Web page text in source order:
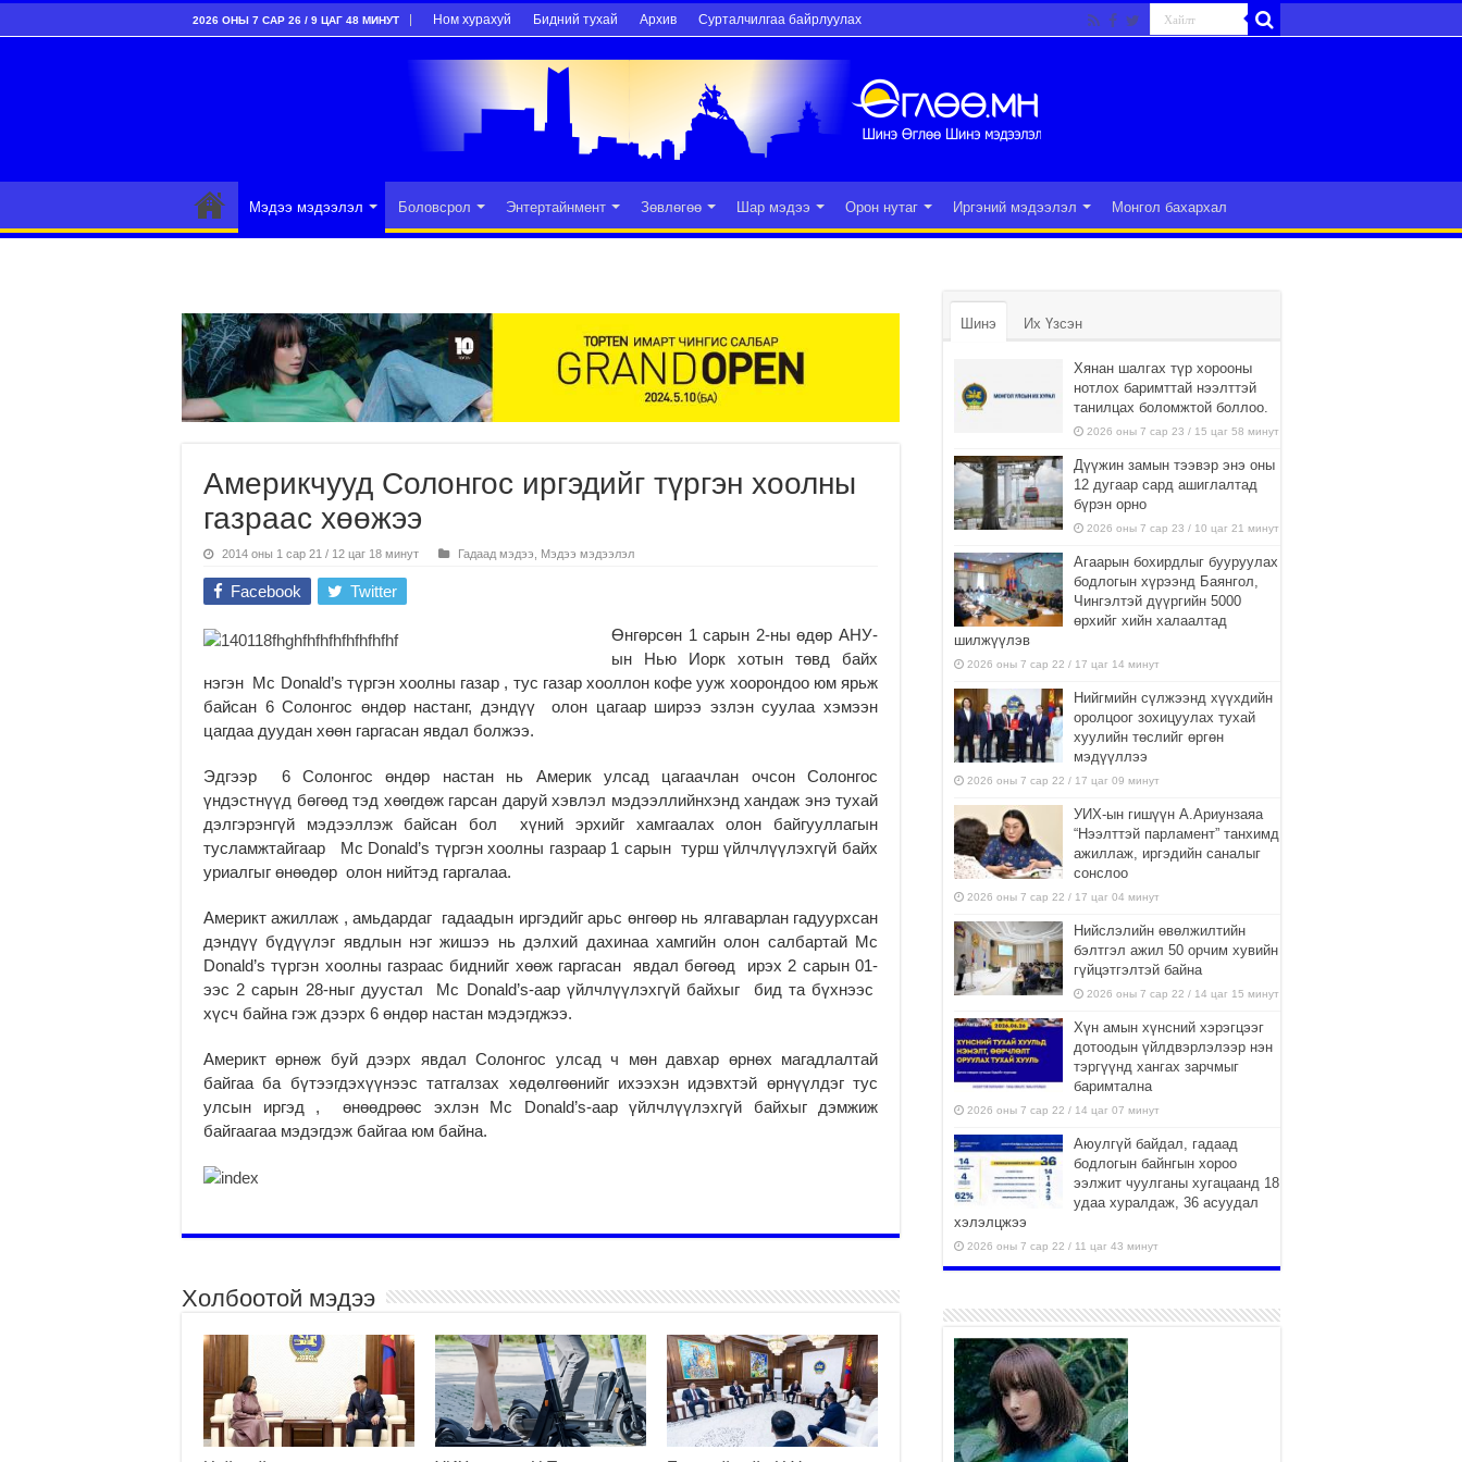
2026 ОНЫ 7 САР 26 / 9 ЦАГ 48 МИНУТ Ном хурахуй Бидний тухай Архив Сурталчилгаа байрлуулах
Мэдээ мэдээлэл Боловсрол Энтертайнмент Зөвлөгөө Шар мэдээ Орон нутаг Иргэний мэдээлэл Монгол бахархал
Америкчууд Солонгос иргэдийг түргэн хоолны
газраас хөөжээ
2014 оны 1 сар 21 / 12 цаг 18 минут Гадаад мэдээ Мэдээ мэдээлэл
Facebook Twitter
Өнгөрсөн 1 сарын 2-ны өдөр АНУ-
ын Нью Иорк хотын төвд байх
нэгэн Mc Donald’s түргэн хоолны газар , тус газар хооллон кофе ууж хоорондоо юм ярьж
байсан 6 Солонгос өндөр настанг, дэндүү олон цагаар ширээ эзлэн суулаа хэмээн
цагдаа дуудан хөөн гаргасан явдал болжээ.
Эдгээр 6 Солонгос өндөр настан нь Америк улсад цагаачлан очсон Солонгос
үндэстнүүд бөгөөд тэд хөөгдөж гарсан даруй хэвлэл мэдээллийнхэнд хандаж энэ тухай
дэлгэрэнгүй мэдээллэж байсан бол хүний эрхийг хамгаалах олон байгууллагын
тусламжтайгаар Mc Donald’s түргэн хоолны газраар 1 сарын турш үйлчлүүлэхгүй байх
уриалгыг өнөөдөр олон нийтэд гаргалаа.
Америкт ажиллаж , амьдардаг гадаадын иргэдийг арьс өнгөөр нь ялгаварлан гадуурхсан
дэндүү бүдүүлэг явдлын нэг жишээ нь дэлхий дахинаа хамгийн олон салбартай Mc
Donald’s түргэн хоолны газраас биднийг хөөж гаргасан явдал бөгөөд ирэх 2 сарын 01-
ээс 2 сарын 28-ныг дуустал Mc Donald’s-аар үйлчлүүлэхгүй байхыг бид та бүхнээс
хүсч байна гэж дээрх 6 өндөр настан мэдэгджээ.
Америкт өрнөж буй дээрх явдал Солонгос улсад ч мөн давхар өрнөх магадлалтай
байгаа ба бүтээгдэхүүнээс татгалзах хөдөлгөөнийг ихээхэн идэвхтэй өрнүүлдэг тус
улсын иргэд , өнөөдрөөс эхлэн Mc Donald’s-аар үйлчлүүлэхгүй байхыг дэмжиж
байгаагаа мэдэгдэж байгаа юм байна.
Холбоотой мэдээ
Шинэ Их Үзсэн
Хянан шалгах түр хорооны
нотлох баримттай нээлттэй
танилцах боломжтой боллоо.
2026 оны 7 сар 23 / 15 цаг 58 минут
Дүүжин замын тээвэр энэ оны
12 дугаар сард ашиглалтад
бүрэн орно
2026 оны 7 сар 23 / 10 цаг 21 минут
Агаарын бохирдлыг бууруулах
бодлогын хүрээнд Баянгол,
Чингэлтэй дүүргийн 5000
өрхийг хийн халаалтад
шилжүүлэв
2026 оны 7 сар 22 / 17 цаг 14 минут
Нийгмийн сүлжээнд хүүхдийн
оролцоог зохицуулах тухай
хуулийн төслийг өргөн
мэдүүллээ
2026 оны 7 сар 22 / 17 цаг 09 минут
УИХ-ын гишүүн А.Ариунзаяа
“Нээлттэй парламент” танхимд
ажиллаж, иргэдийн саналыг
сонслоо
2026 оны 7 сар 22 / 17 цаг 04 минут
Нийслэлийн өвөлжилтийн
бэлтгэл ажил 50 орчим хувийн
гүйцэтгэлтэй байна
2026 оны 7 сар 22 / 14 цаг 15 минут
Хүн амын хүнсний хэрэгцээг
дотоодын үйлдвэрлэлээр нэн
тэргүүнд хангах зарчмыг
баримтална
2026 оны 7 сар 22 / 14 цаг 07 минут
Аюулгүй байдал, гадаад
бодлогын байнгын хороо
ээлжит чуулганы хугацаанд 18
удаа хуралдаж, 36 асуудал
хэлэлцжээ
2026 оны 7 сар 22 / 11 цаг 43 минут
боломжтой-Хүүхэд хөгжүүлэх
төв” байгуулах төсөлд төр,
хувийн хэвшлийн түншлэлийн хүрээнд хамтран
ажиллахыг урьж байна
2026 оны 7 сар 22 / 9 цаг 28 минут
Б.Пүрэвдагва: “Урт цагаан”-ыг
залуучууд чөлөөт цагаа